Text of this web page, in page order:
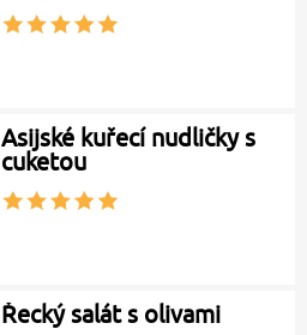
Asijské kuřecí nudličky s
cuketou
Řecký salát s olivami